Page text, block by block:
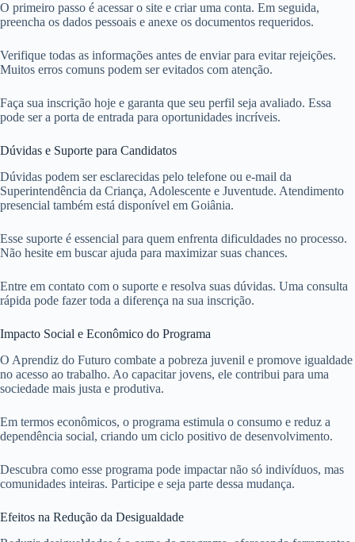
O primeiro passo é acessar o site e criar uma conta. Em seguida,
preencha os dados pessoais e anexe os documentos requeridos.
Verifique todas as informações antes de enviar para evitar rejeições.
Muitos erros comuns podem ser evitados com atenção.
Faça sua inscrição hoje e garanta que seu perfil seja avaliado. Essa
pode ser a porta de entrada para oportunidades incríveis.
Dúvidas e Suporte para Candidatos
Dúvidas podem ser esclarecidas pelo telefone ou e-mail da
Superintendência da Criança, Adolescente e Juventude. Atendimento
presencial também está disponível em Goiânia.
Esse suporte é essencial para quem enfrenta dificuldades no processo.
Não hesite em buscar ajuda para maximizar suas chances.
Entre em contato com o suporte e resolva suas dúvidas. Uma consulta
rápida pode fazer toda a diferença na sua inscrição.
Impacto Social e Econômico do Programa
O Aprendiz do Futuro combate a pobreza juvenil e promove igualdade
no acesso ao trabalho. Ao capacitar jovens, ele contribui para uma
sociedade mais justa e produtiva.
Em termos econômicos, o programa estimula o consumo e reduz a
dependência social, criando um ciclo positivo de desenvolvimento.
Descubra como esse programa pode impactar não só indivíduos, mas
comunidades inteiras. Participe e seja parte dessa mudança.
Efeitos na Redução da Desigualdade